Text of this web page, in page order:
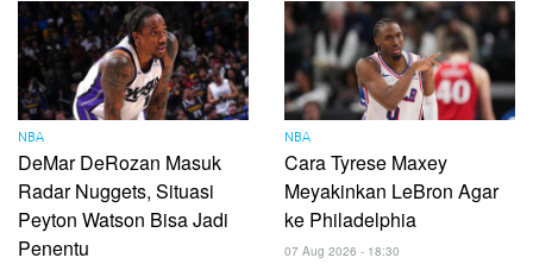
NBA
DeMar DeRozan Masuk
Radar Nuggets, Situasi
Peyton Watson Bisa Jadi
Penentu
NBA
Cara Tyrese Maxey
Meyakinkan LeBron Agar
ke Philadelphia
07 Aug 2026 - 18:30